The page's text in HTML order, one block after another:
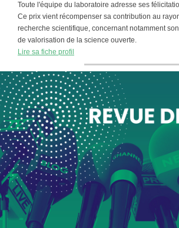
Toute l'équipe du laboratoire adresse ses
Ce prix vient récompenser sa contribution au
recherche scientifique, concernant notamment
de valorisation de la science ouverte.
Lire sa fiche profil